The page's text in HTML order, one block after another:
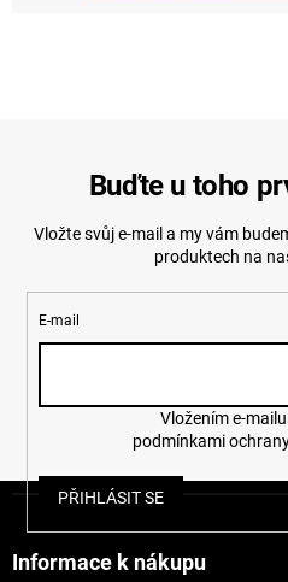
Buďte u toho
Vložte svůj e-mail a my vám
produktech na
E-mail
podmínkami
PŘIHLÁSIT SE
Informace k nákupu